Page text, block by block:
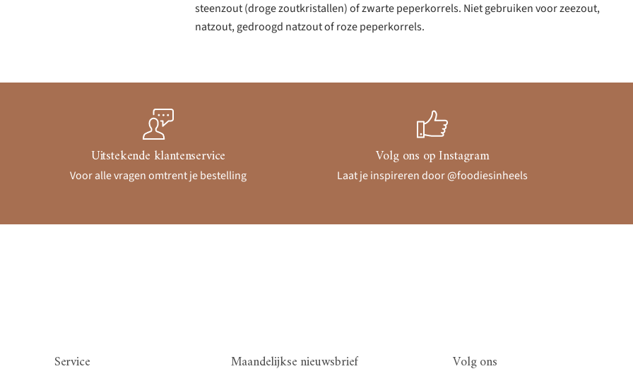
steenzout (droge zoutkristallen) of zwarte peperkorrels. Niet gebruiken voor zeezout,
natzout, gedroogd natzout of roze peperkorrels.
Uitstekende klantenservice
Voor alle vragen omtrent je bestelling
Volg ons op Instagram
Laat je inspireren door @foodiesinheels
Service Maandelijkse nieuwsbrief Volg ons